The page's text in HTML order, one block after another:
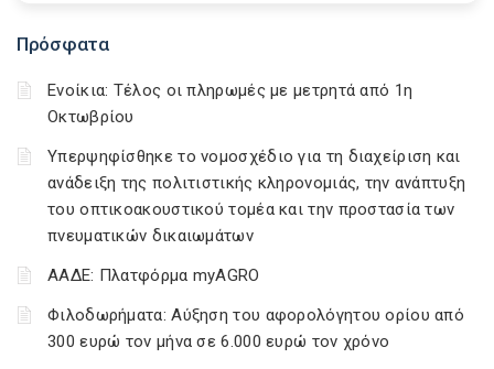
Πρόσφατα
Ενοίκια: Τέλος οι πληρωμές με μετρητά από 1η
Οκτωβρίου
Υπερψηφίσθηκε το νομοσχέδιο για τη διαχείριση και
ανάδειξη της πολιτιστικής κληρονομιάς, την ανάπτυξη
του οπτικοακουστικού τομέα και την προστασία των
πνευματικών δικαιωμάτων
ΑΑΔΕ: Πλατφόρμα myAGRO
Φιλοδωρήματα: Αύξηση του αφορολόγητου ορίου από
300 ευρώ τον μήνα σε 6.000 ευρώ τον χρόνο